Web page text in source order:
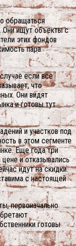
обращаться
Они ищут объекты с
этих фондов
пара
если все
что
Они видят
и готовы тут
и участков под
в этом сегменте
Еще года три
и отказывались
идут на скидки.
с настоящей
первоначально
готовы